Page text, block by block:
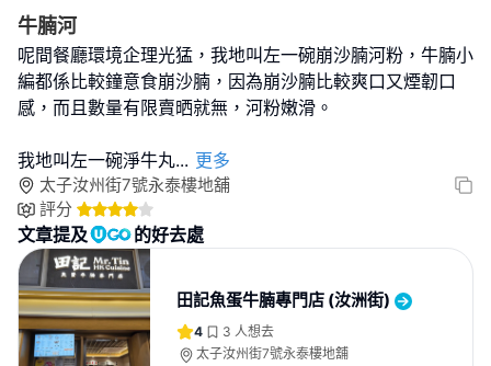
牛腩河
呢間餐廳環境企理光猛，我地叫左一碗崩沙腩河粉，牛腩小
編都係比較鐘意食崩沙腩，因為崩沙腩比較爽口又煙韌口
感，而且數量有限賣晒就無，河粉嫩滑。
我地叫左一碗淨牛丸... 更多
太子汝州街7號永泰樓地舖
評分
文章提及 的好去處
田記魚蛋牛腩專門店 (汝洲街)
4 3 人想去
太子汝州街7號永泰樓地舖